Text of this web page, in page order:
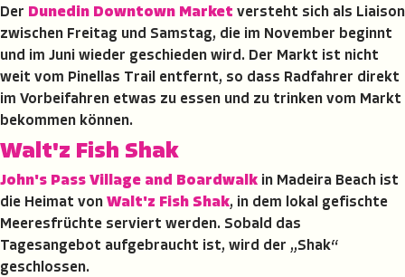
Der Dunedin Downtown Market versteht sich als Liaison
zwischen Freitag und Samstag, die im November beginnt
und im Juni wieder geschieden wird. Der Markt ist nicht
weit vom Pinellas Trail entfernt, so dass Radfahrer direkt
im Vorbeifahren etwas zu essen und zu trinken vom Markt
bekommen können.
Walt'z Fish Shak
John's Pass Village and Boardwalk in Madeira Beach ist
die Heimat von Walt'z Fish Shak, in dem lokal gefischte
Meeresfrüchte serviert werden. Sobald das
Tagesangebot aufgebraucht ist, wird der „Shak“
geschlossen.